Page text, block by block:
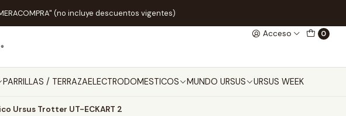
Acceso 0
PARRILLAS / TERRAZAELECTRODOMESTICOS MUNDO URSUS URSUS WEEK
(no incluye descuentos vigentes)
Ursus Trotter UT-ECKART 2